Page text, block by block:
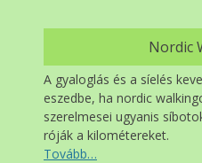
Nordic
A gyaloglás és a síelés
eszedbe, ha nordic
szerelmesei ugyanis
róják a kilométereket.
Tovább…